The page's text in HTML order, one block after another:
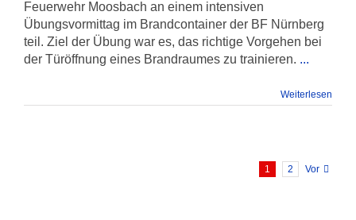
Feuerwehr Moosbach an einem intensiven
Übungsvormittag im Brandcontainer der BF Nürnberg
teil. Ziel der Übung war es, das richtige Vorgehen bei
der Türöffnung eines Brandraumes zu trainieren. ...
Weiterlesen
1 2 Vor